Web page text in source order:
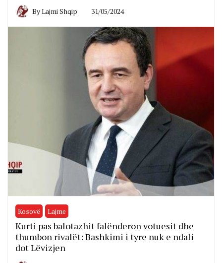
ByLajmi Shqip 31/05/2024
Kosovë Lajme
Kurti pas balotazhit falënderon votuesit dhe
thumbon rivalët: Bashkimi i tyre nuk e ndali
dot Lëvizjen